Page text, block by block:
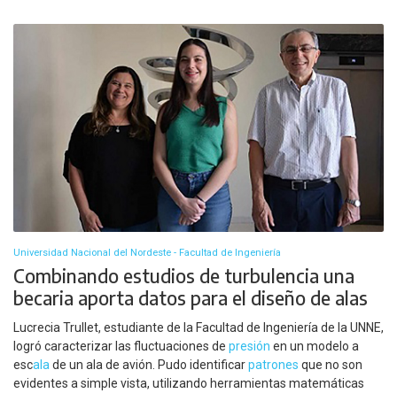
Universidad Nacional del Nordeste - Facultad de Ingeniería
Combinando estudios de turbulencia una
becaria aporta datos para el diseño de alas
Lucrecia Trullet, estudiante de la Facultad de Ingeniería de la UNNE,
logró caracterizar las fluctuaciones de presión en un modelo a
escala de un ala de avión. Pudo identificarpatrones que no son
evidentes a simple vista, utilizando herramientas matemáticas